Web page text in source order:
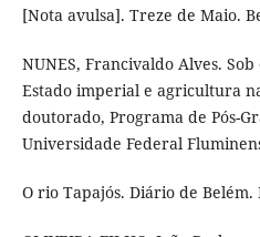
[Nota avulsa]. Treze de Maio.
NUNES, Francivaldo Alves.
Estado imperial e agricultura
doutorado, Programa de Pós-
Universidade Federal
O rio Tapajós. Diário de